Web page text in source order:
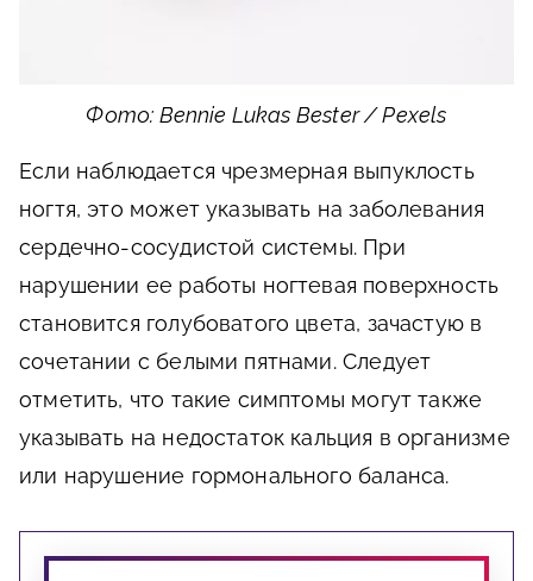
Фото: Bennie Lukas Bester / Pexels
Если наблюдается чрезмерная выпуклость
ногтя, это может указывать на заболевания
сердечно-сосудистой системы. При
нарушении ее работы ногтевая поверхность
становится голубоватого цвета, зачастую в
сочетании с белыми пятнами. Следует
отметить, что такие симптомы могут также
указывать на недостаток кальция в организме
или нарушение гормонального баланса.